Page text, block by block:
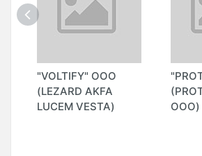
"VOLTIFY" ООО
(LEZARD AKFA
LUCEM VESTA)
ООО)